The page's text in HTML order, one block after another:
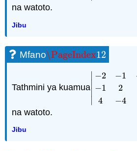
na watoto.
Jibu
Mfano\PageIndex12
\PageIndex12
Tathmini ya kuamua
∣ −2
−1
4
−1
2
−4
| −2− −3
na watoto.
Jibu